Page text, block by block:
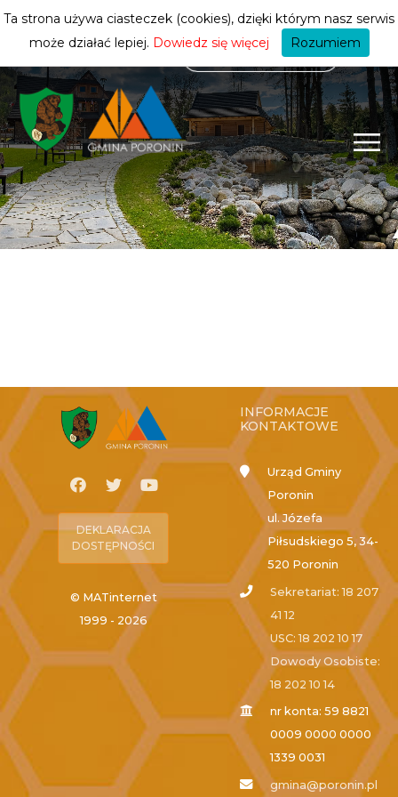
mieszkańca
DEKLARACJA
DOSTĘPNOŚCI
© MATinternet
1999 - 2026
INFORMACJE
KONTAKTOWE
Urząd Gminy
Poronin
ul. Józefa
Piłsudskiego 5, 34-
520 Poronin
Sekretariat: 18 207
41 12
USC: 18 202 10 17
Dowody Osobiste:
18 202 10 14
nr konta: 59 8821
0009 0000 0000
1339 0031
gmina@poronin.pl
Ta strona używa ciasteczek (cookies), dzięki którym nasz serwis
może działać lepiej. Dowiedz się więcej Rozumiem